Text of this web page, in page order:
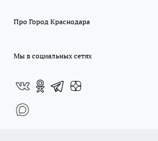
Про Город Краснодара
Мы в социальных сетях